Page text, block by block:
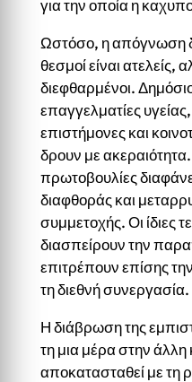
για την οποία η
Ωστόσο, η απόγνωση
θεσμοί είναι ατελείς,
διεφθαρμένοι.
επαγγελματίες υγείας,
επιστήμονες και
δρουν με
πρωτοβουλίες
διαφθοράς και
συμμετοχής. Οι ίδιες
διασπείρουν την
επιτρέπουν επίσης
τη διεθνή συνεργασία.
Η διάβρωση της
τη μια μέρα στην άλλη
αποκατασταθεί με τη